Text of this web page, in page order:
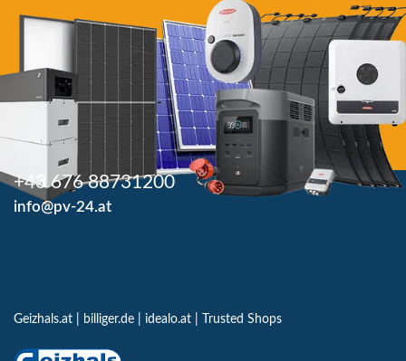
+43 676 88731200
info@pv-24.at
Geizhals.at billiger.de idealo.at Trusted Shops